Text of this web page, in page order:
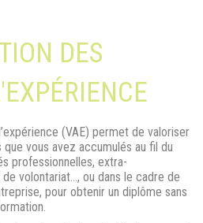
DES
(VAE) permet de valoriser
vous avez accumulés au fil du
professionnelles, extra-
volontariat…, ou dans le cadre de
pour obtenir un diplôme sans